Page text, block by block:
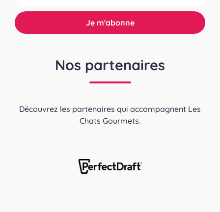
Nos partenaires
Découvrez les partenaires qui accompagnent Les
Chats Gourmets.